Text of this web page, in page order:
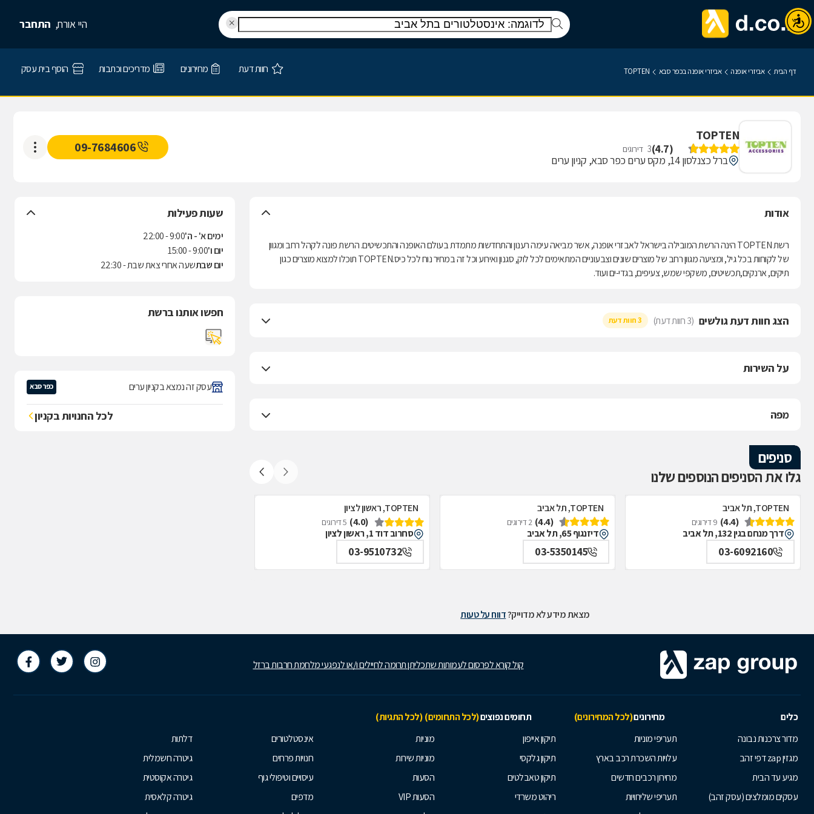
היי אורח, התחבר
דף הבית אביזרי אופנה אביזרי אופנה בכפר סבא TOPTEN חוות דעת מחירונים מדריכים וכתבות הוסף בית עסק
TOPTEN
(
4.7
)
3 דירוגים
ברל כצנלסון 14, מקס ערים כפר סבא, קניון ערים
09-7684606
אודות
רשת TOPTEN הינה הרשת המובילה בישראל לאבזרי אופנה, אשר מביאה עימה רענון והתחדשות מתמדת בעולם האופנה והתכשיטים. הרשת פונה לקהל רחב ומגוון
של לקוחות בכל גיל, ומציעה מגוון רחב של מוצרים שונים וצבעוניים המתאימים לכל לוק, סגנון ואירוע וכל זה במחיר נוח לכל כיס.TOPTEN תוכלו למצוא מוצרים כגון
תיקים, ארנקים,תכשיטים, משקפי שמש, צעיפים, בגדי-ים ועוד.
הצג חוות דעת גולשים (3 חוות דעת) 3 חוות דעת
על השירות
מפה
סניפים
גלו את הסניפים הנוספים שלנו
TOPTEN, תל אביב
(4.4)
9 דירוגים
דרך מנחם בגין 132, תל אביב
03-6092160
TOPTEN, תל אביב
(4.4)
2 דירוגים
דיזנגוף 65, תל אביב
03-5350145
TOPTEN, ראשון לציון
(4.0)
5 דירוגים
סחרוב דוד 1, ראשון לציון
03-9510732
שעות פעילות
ימים א' - ה'9:00 - 22:00
יום ו'9:00 - 15:00
יום שבתשעה אחרי צאת שבת - 22:30
חפשו אותנו ברשת
עסק זה נמצא בקניון ערים כפר סבא
לכל החנויות בקניון
מצאת מידע לא מדוייק?דווח על טעות
קול קורא לפרסום לעמותות שתכליתן תרומה לחיילים ו/או לנפגעי מלחמת חרבות ברזל
כלים מחירונים(לכל המחירונים) תחומים נפוצים(לכל התחומים) (לכל התגיות)
מדור צרכנות נבונה
מגזין zap דפי זהב
מגיע עד הבית
עסקים מומלצים (עסק זהב)
תעריפי מוניות
עלויות השכרת רכב בארץ
מחירון רכבים חדשים
תעריפי שליחויות
תיקון אייפון
תיקון גלקסי
תיקון טאבלטים
ריהוט משרדי
מוניות
מוניות שירות
הסעות
הסעות VIP
אינסטלטורים
חנויות פרחים
עיסויים וטיפולי גוף
מדפים
דלתות
גיטרה חשמלית
גיטרה אקוסטית
גיטרה קלאסית